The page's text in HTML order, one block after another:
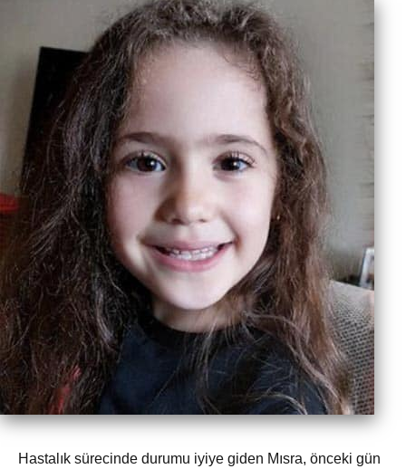
Hastalık sürecinde durumu iyiye giden Mısra, önceki gün